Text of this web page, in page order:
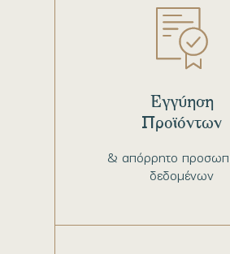
& απόρρητο
δεδομένων
Εγγύηση
Προϊόντων